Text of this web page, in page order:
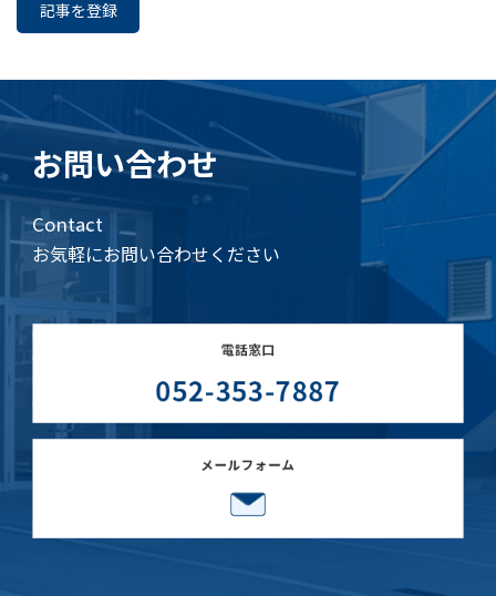
記事を登録
お問い合わせ
Contact
お気軽にお問い合わせください